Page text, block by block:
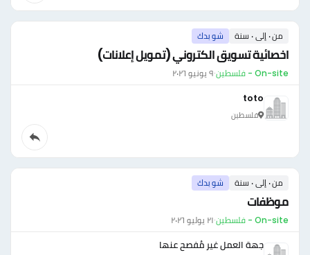
من ٠ إلى ٠ سنة شو بدك
اخصائية تسويق الكتروني (تمويل إعلانات)
On-site - فلسطين ·٩ يونيو ٢٠٢٦
toto
فلسطين
من ٠ إلى ٠ سنة شو بدك
موظفات
On-site - فلسطين ·٢١ يوليو ٢٠٢٦
جهة العمل غير مُفصح عنها